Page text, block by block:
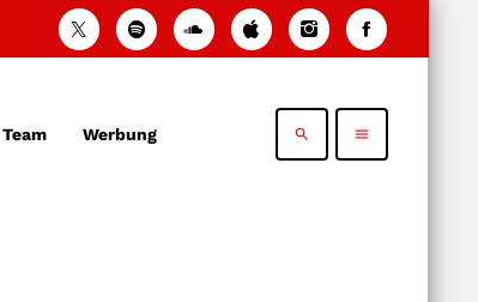
Team Werbung search menu